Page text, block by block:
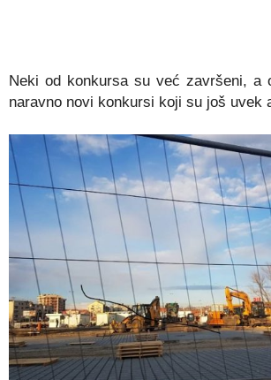
Neki od konkursa su već završeni, a
naravno novi konkursi koji su još uvek